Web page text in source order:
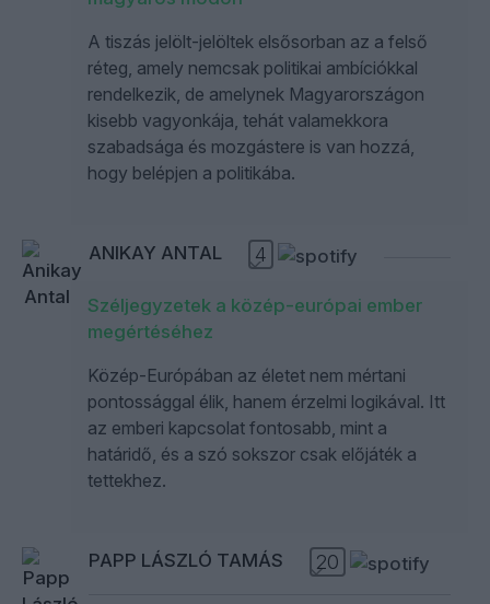
A tiszás jelölt-jelöltek elsősorban az a felső
réteg, amely nemcsak politikai ambíciókkal
rendelkezik, de amelynek Magyarországon
kisebb vagyonkája, tehát valamekkora
szabadsága és mozgástere is van hozzá,
hogy belépjen a politikába.
ANIKAY ANTAL 4
Széljegyzetek a közép-európai ember
megértéséhez
Közép-Európában az életet nem mértani
pontossággal élik, hanem érzelmi logikával. Itt
az emberi kapcsolat fontosabb, mint a
határidő, és a szó sokszor csak előjáték a
tettekhez.
PAPP LÁSZLÓ TAMÁS 20